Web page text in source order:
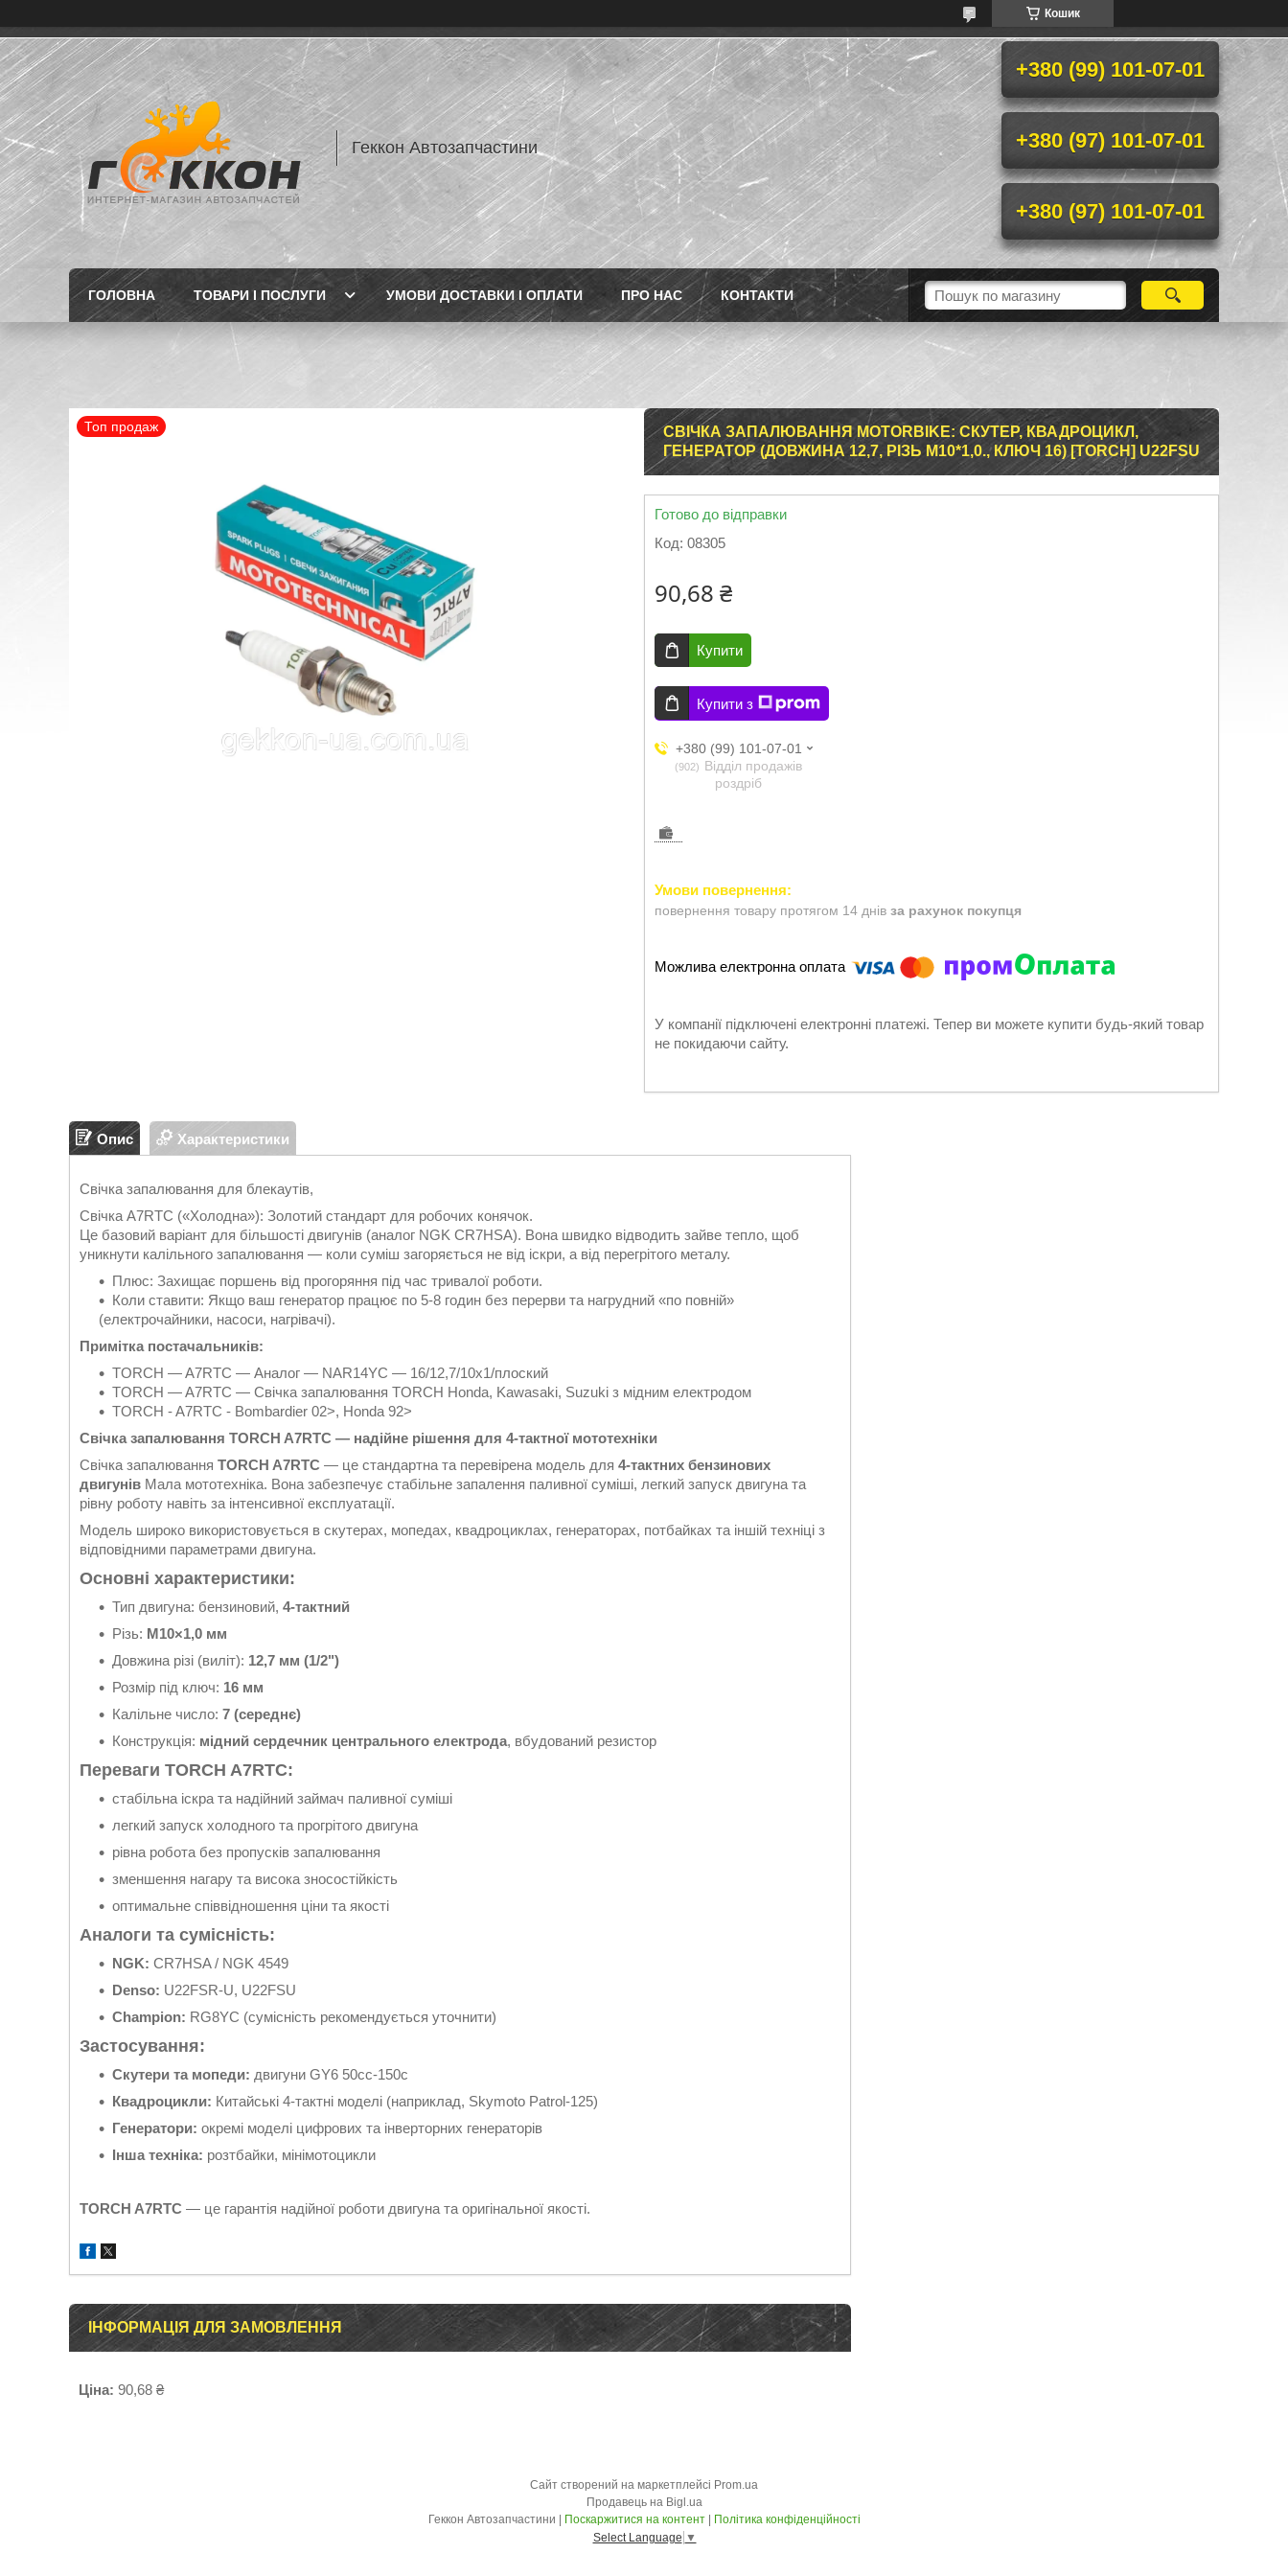
Кошик
Геккон Автозапчастини
+380 (99) 101-07-01
+380 (97) 101-07-01
+380 (97) 101-07-01
ГОЛОВНА ТОВАРИ І ПОСЛУГИ УМОВИ ДОСТАВКИ І ОПЛАТИ ПРО НАС КОНТАКТИ
Топ продаж
СВІЧКА ЗАПАЛЮВАННЯ MOTORBIKE: СКУТЕР, КВАДРОЦИКЛ,
ГЕНЕРАТОР (ДОВЖИНА 12,7, РІЗЬ M10*1,0., КЛЮЧ 16) [TORCH] U22FSU
Готово до відправки
Код: 08305
90,68 ₴
Купити
Купити з
+380 (99) 101-07-01
902
Відділ продажів
роздріб
повернення товару протягом 14 днів за рахунок покупця
У компанії підключені електронні платежі. Тепер ви можете купити будь-який товар
не покидаючи сайту.
Опис Характеристики
Свічка запалювання для блекаутів,
Свічка A7RTC («Холодна»): Золотий стандарт для робочих конячок.
Це базовий варіант для більшості двигунів (аналог NGK CR7HSA). Вона швидко відводить зайве тепло, щоб
уникнути калільного запалювання — коли суміш загоряється не від іскри, а від перегрітого металу.
Плюс: Захищає поршень від прогоряння під час тривалої роботи.
Коли ставити: Якщо ваш генератор працює по 5-8 годин без перерви та нагрудний «по повній»
(електрочайники, насоси, нагрівачі).
Примітка постачальників:
TORCH — A7RTC — Аналог — NAR14YC — 16/12,7/10х1/плоский
TORCH — A7RTC — Свічка запалювання TORCH Honda, Kawasaki, Suzuki з мідним електродом
TORCH - A7RTC - Bombardier 02>, Honda 92>
Свічка запалювання TORCH A7RTC — надійне рішення для 4-тактної мототехніки
Свічка запалювання TORCH A7RTC — це стандартна та перевірена модель для 4-тактних бензинових
двигунів Мала мототехніка. Вона забезпечує стабільне запалення паливної суміші, легкий запуск двигуна та
рівну роботу навіть за інтенсивної експлуатації.
Модель широко використовується в скутерах, мопедах, квадроциклах, генераторах, потбайках та іншій техніці з
відповідними параметрами двигуна.
Основні характеристики:
Тип двигуна: бензиновий, 4-тактний
Різь: M10×1,0 мм
Довжина різі (виліт): 12,7 мм (1/2")
Розмір під ключ: 16 мм
Калільне число: 7 (середнє)
Конструкція: мідний сердечник центрального електрода, вбудований резистор
Переваги TORCH A7RTC:
стабільна іскра та надійний займач паливної суміші
легкий запуск холодного та прогрітого двигуна
рівна робота без пропусків запалювання
зменшення нагару та висока зносостійкість
оптимальне співвідношення ціни та якості
Аналоги та сумісність:
NGK: CR7HSA / NGK 4549
Denso: U22FSR-U, U22FSU
Champion: RG8YC (сумісність рекомендується уточнити)
Застосування:
Скутери та мопеди: двигуни GY6 50cc-150c
Квадроцикли: Китайські 4-тактні моделі (наприклад, Skymoto Patrol-125)
Генератори: окремі моделі цифрових та інверторних генераторів
Інша техніка: розтбайки, мінімотоцикли
TORCH A7RTC — це гарантія надійної роботи двигуна та оригінальної якості.
ІНФОРМАЦІЯ ДЛЯ ЗАМОВЛЕННЯ
Ціна: 90,68 ₴
Сайт створений на маркетплейсі Prom.ua
Продавець на Bigl.ua
Поскаржитися на контент
Політика конфіденційності
Select Language ▼